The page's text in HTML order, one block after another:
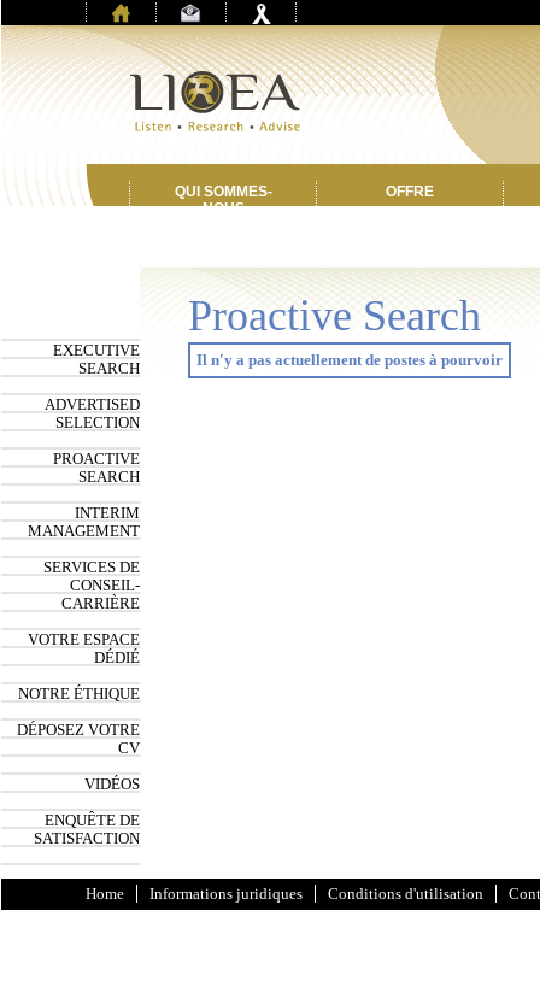
QUI SOMMES-
NOUS
OFFRE
EXECUTIVE
SEARCH
ADVERTISED
SELECTION
PROACTIVE
SEARCH
INTERIM
MANAGEMENT
SERVICES DE
CONSEIL-
CARRIÈRE
VOTRE ESPACE
DÉDIÉ
NOTRE ÉTHIQUE
DÉPOSEZ VOTRE
CV
VIDÉOS
ENQUÊTE DE
SATISFACTION
Proactive Search
Il n'y a pas actuellement de postes à pourvoir
Home Informations juridiques Conditions d'utilisation